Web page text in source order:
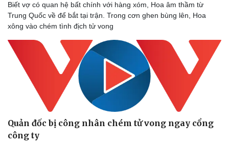
Doanh nghiệp
Thông tin doanh nghiệp
Công nghệ
Biết vợ có quan hệ bất chính với hàng xóm, Hoa âm thầm từ
Trung Quốc về để bắt tại trận. Trong cơn ghen bùng lên, Hoa
xông vào chém tình địch tử vong
Quản đốc bị công nhân chém tử vong ngay cổng
công ty